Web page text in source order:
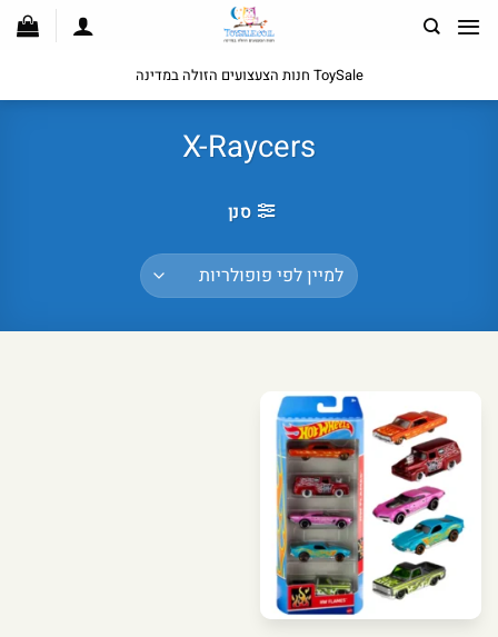
לתוכן
ToySale חנות הצעצועים הזולה במדינה
X-Raycers
סנן